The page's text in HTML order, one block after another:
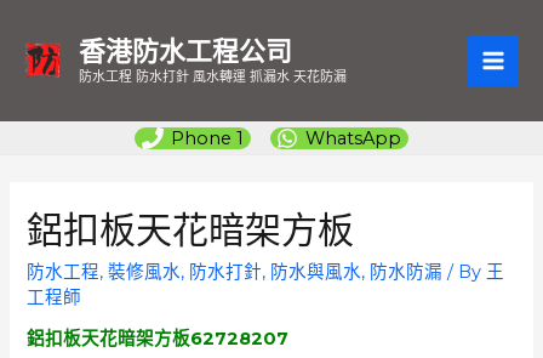
香港防水工程公司
防水工程 防水打針 風水轉運 抓漏水 天花防漏
Phone 1 WhatsApp
鋁扣板天花暗架方板
防水工程,裝修風水, 防水打針, 防水與風水, 防水防漏 / By 王
工程師
鋁扣板天花暗架方板62728207